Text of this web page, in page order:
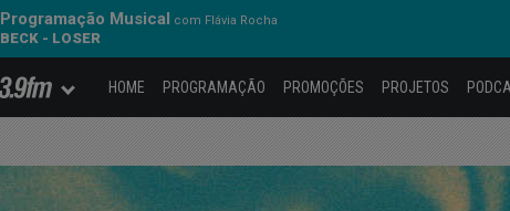
Programação Musical com Flávia Rocha
BECK - LOSER
HOME PROGRAMAÇÃO PROMOÇÕES PROJETOS